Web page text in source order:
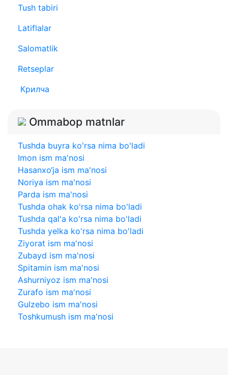
Tush tabiri
Latiflalar
Salomatlik
Retseplar
Крилча
Ommabop matnlar
Tushda buyra ko'rsa nima bo'ladi
Imon ism ma'nosi
Hasanxo‘ja ism ma'nosi
Noriya ism ma'nosi
Parda ism ma'nosi
Tushda ohak ko'rsa nima bo'ladi
Tushda qal'a ko'rsa nima bo'ladi
Tushda yelka ko'rsa nima bo'ladi
Ziyorat ism ma'nosi
Zubayd ism ma'nosi
Spitamin ism ma'nosi
Ashurniyoz ism ma'nosi
Zurafo ism ma'nosi
Gulzebo ism ma'nosi
Toshkumush ism ma'nosi